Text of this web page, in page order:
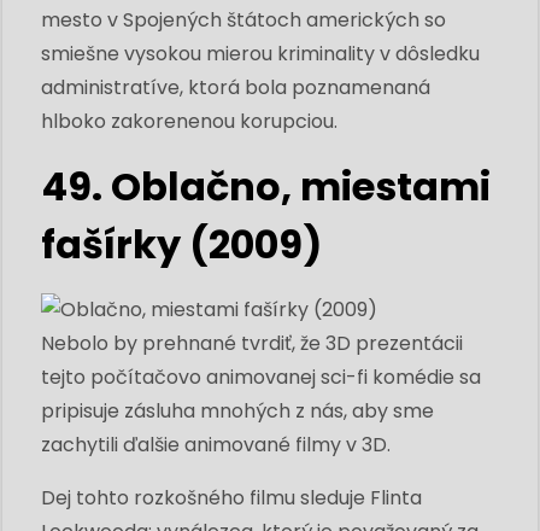
mesto v Spojených štátoch amerických so
smiešne vysokou mierou kriminality v dôsledku
administratíve, ktorá bola poznamenaná
hlboko zakorenenou korupciou.
49. Oblačno, miestami
fašírky (2009)
Nebolo by prehnané tvrdiť, že 3D prezentácii
tejto počítačovo animovanej sci-fi komédie sa
pripisuje zásluha mnohých z nás, aby sme
zachytili ďalšie animované filmy v 3D.
Dej tohto rozkošného filmu sleduje Flinta